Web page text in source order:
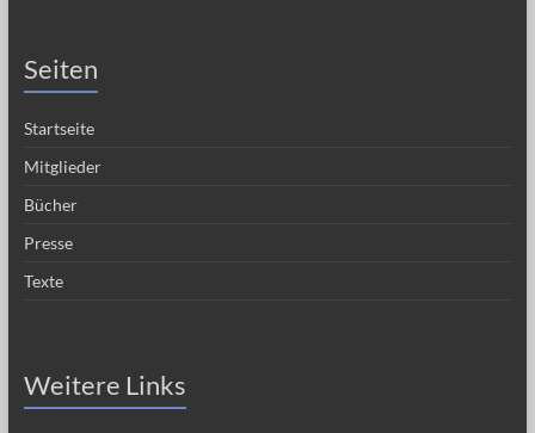
Seiten
Startseite
Mitglieder
Bücher
Presse
Texte
Weitere Links